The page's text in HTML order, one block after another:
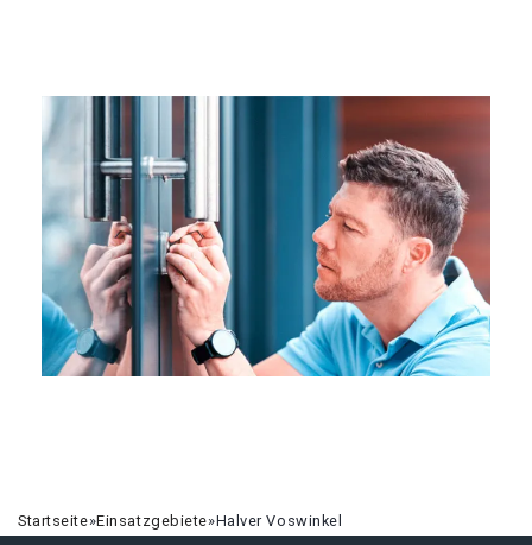
Startseite»Einsatzgebiete»Halver Voswinkel